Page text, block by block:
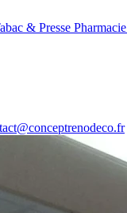
& Presse Pharmacie